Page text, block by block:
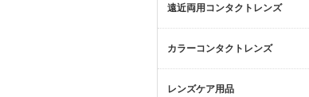
遠近両用コンタクトレンズ
カラーコンタクトレンズ
レンズケア用品